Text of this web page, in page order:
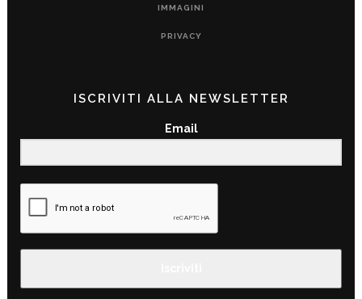
IMMAGINI
PRIVACY
ISCRIVITI ALLA NEWSLETTER
Email